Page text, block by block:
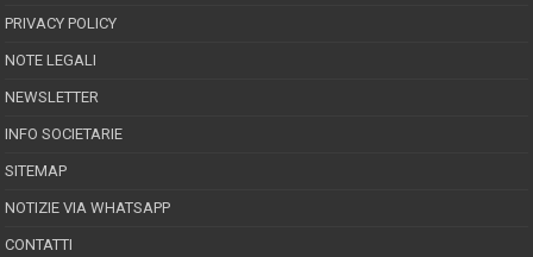
PRIVACY POLICY
NOTE LEGALI
NEWSLETTER
INFO SOCIETARIE
SITEMAP
NOTIZIE VIA WHATSAPP
CONTATTI